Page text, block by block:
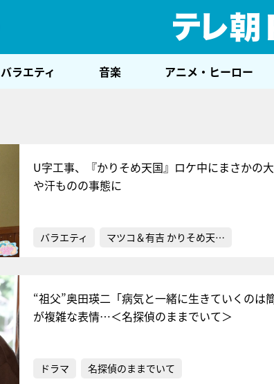
バラエティ 音楽 アニメ・ヒーロー
U字工事、『かりそめ天国』ロケ中にまさかの
や汗ものの事態に
バラエティ マツコ＆有吉 かりそめ天…
“祖父”奥田瑛二「病気と一緒に生きていくのは
が複雑な表情…＜名探偵のままでいて＞
ドラマ 名探偵のままでいて